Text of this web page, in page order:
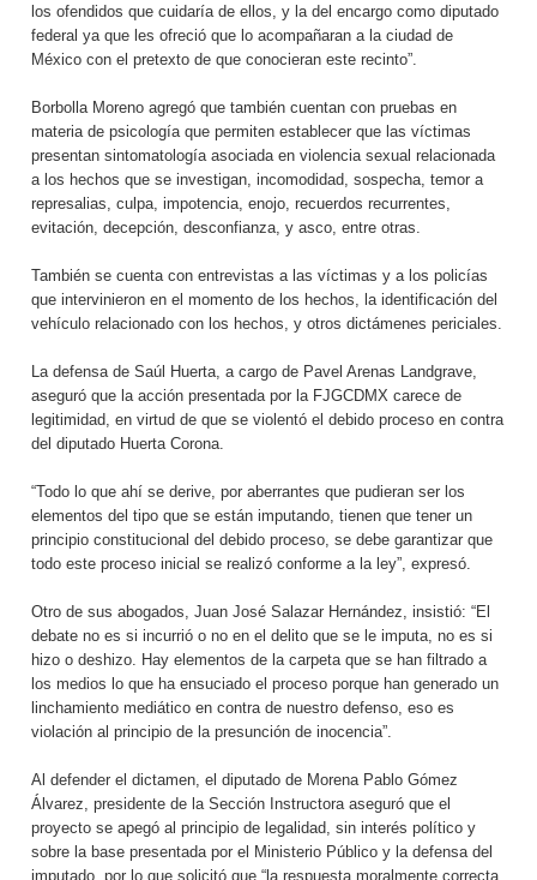
los ofendidos que cuidaría de ellos, y la del encargo como diputado
federal ya que les ofreció que lo acompañaran a la ciudad de
México con el pretexto de que conocieran este recinto”.
Borbolla Moreno agregó que también cuentan con pruebas en
materia de psicología que permiten establecer que las víctimas
presentan sintomatología asociada en violencia sexual relacionada
a los hechos que se investigan, incomodidad, sospecha, temor a
represalias, culpa, impotencia, enojo, recuerdos recurrentes,
evitación, decepción, desconfianza, y asco, entre otras.
También se cuenta con entrevistas a las víctimas y a los policías
que intervinieron en el momento de los hechos, la identificación del
vehículo relacionado con los hechos, y otros dictámenes periciales.
La defensa de Saúl Huerta, a cargo de Pavel Arenas Landgrave,
aseguró que la acción presentada por la FJGCDMX carece de
legitimidad, en virtud de que se violentó el debido proceso en contra
del diputado Huerta Corona.
“Todo lo que ahí se derive, por aberrantes que pudieran ser los
elementos del tipo que se están imputando, tienen que tener un
principio constitucional del debido proceso, se debe garantizar que
todo este proceso inicial se realizó conforme a la ley”, expresó.
Otro de sus abogados, Juan José Salazar Hernández, insistió: “El
debate no es si incurrió o no en el delito que se le imputa, no es si
hizo o deshizo. Hay elementos de la carpeta que se han filtrado a
los medios lo que ha ensuciado el proceso porque han generado un
linchamiento mediático en contra de nuestro defenso, eso es
violación al principio de la presunción de inocencia”.
Al defender el dictamen, el diputado de Morena Pablo Gómez
Álvarez, presidente de la Sección Instructora aseguró que el
proyecto se apegó al principio de legalidad, sin interés político y
sobre la base presentada por el Ministerio Público y la defensa del
imputado, por lo que solicitó que “la respuesta moralmente correcta